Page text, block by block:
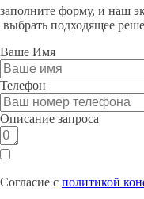
заполните форму, и наш
выбрать подходящее
Ваше Имя
Телефон
Описание запроса
Согласие с политикой